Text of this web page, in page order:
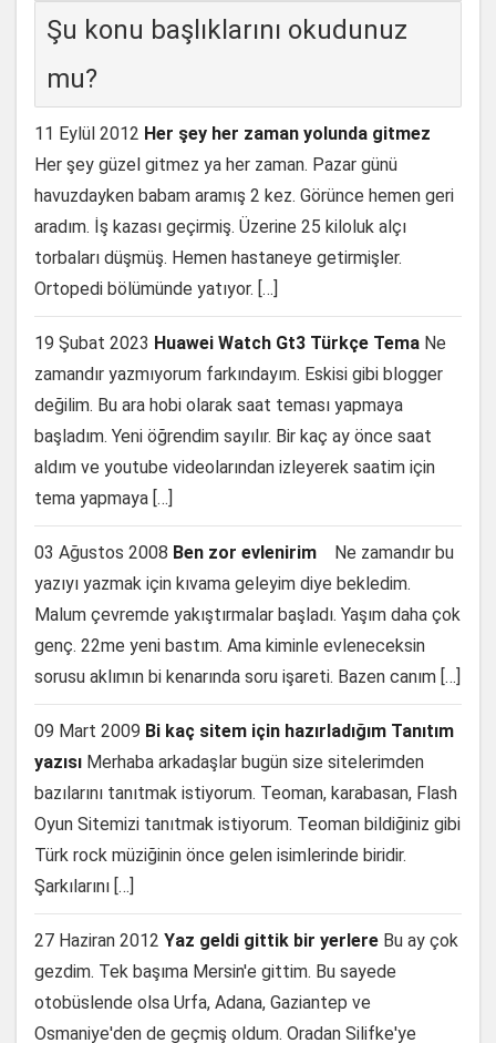
Şu konu başlıklarını okudunuz
mu?
11 Eylül 2012 Her şey her zaman yolunda gitmez
Her şey güzel gitmez ya her zaman. Pazar günü
havuzdayken babam aramış 2 kez. Görünce hemen geri
aradım. İş kazası geçirmiş. Üzerine 25 kiloluk alçı
torbaları düşmüş. Hemen hastaneye getirmişler.
Ortopedi bölümünde yatıyor. […]
19 Şubat 2023 Huawei Watch Gt3 Türkçe Tema Ne
zamandır yazmıyorum farkındayım. Eskisi gibi blogger
değilim. Bu ara hobi olarak saat teması yapmaya
başladım. Yeni öğrendim sayılır. Bir kaç ay önce saat
aldım ve youtube videolarından izleyerek saatim için
tema yapmaya […]
03 Ağustos 2008 Ben zor evlenirim
Ne zamandır bu
yazıyı yazmak için kıvama geleyim diye bekledim.
Malum çevremde yakıştırmalar başladı. Yaşım daha çok
genç. 22me yeni bastım. Ama kiminle evleneceksin
sorusu aklımın bi kenarında soru işareti. Bazen canım […]
09 Mart 2009 Bi kaç sitem için hazırladığım Tanıtım
yazısı Merhaba arkadaşlar bugün size sitelerimden
bazılarını tanıtmak istiyorum. Teoman, karabasan, Flash
Oyun Sitemizi tanıtmak istiyorum. Teoman bildiğiniz gibi
Türk rock müziğinin önce gelen isimlerinde biridir.
Şarkılarını […]
27 Haziran 2012 Yaz geldi gittik bir yerlere Bu ay çok
gezdim. Tek başıma Mersin'e gittim. Bu sayede
otobüslende olsa Urfa, Adana, Gaziantep ve
Osmaniye'den de geçmiş oldum. Oradan Silifke'ye